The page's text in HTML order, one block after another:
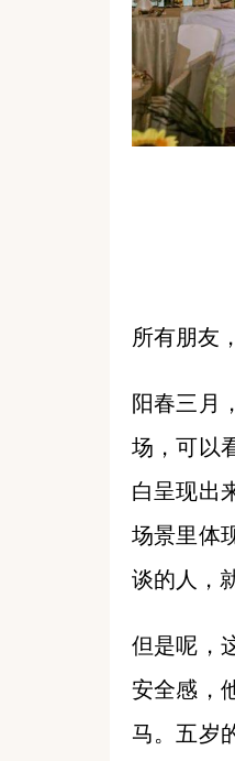
所有朋友
阳春三月
场，可以
白呈现出
场景里体
谈的人，
但是呢，
安全感，
马。五岁